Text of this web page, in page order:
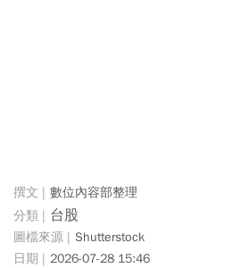
數位內容部整理
台股
Shutterstock
2026-07-28 15:46